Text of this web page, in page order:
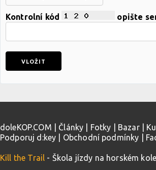
Kontrolní kód opište
doleKOP.COM Články Fotky Bazar|
Podporuj d:key
Obchodní podmínky
Kill the Trail - Škola jízdy na horském kole